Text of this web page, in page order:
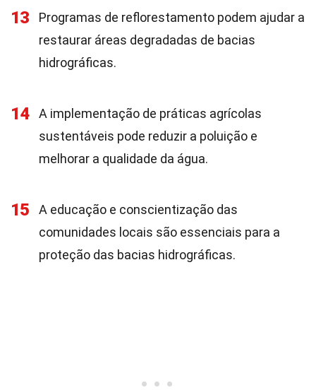
13
Programas de reflorestamento podem ajudar a
restaurar áreas degradadas de bacias
hidrográficas.
14
A implementação de práticas agrícolas
sustentáveis pode reduzir a poluição e
melhorar a qualidade da água.
15
A educação e conscientização das
comunidades locais são essenciais para a
proteção das bacias hidrográficas.